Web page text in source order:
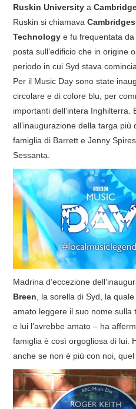
COVER & TRIBUTI
EVENTI
DISCOGRAFIA
LINKS
CONTATTI
RELICS – SFALCI E RAMAGLIE
PINKFLOYDIANE
POLICY/COOKIES
Ruskin University a
Ruskin si chiamava
Technology e fu frequentata
posta sull’edificio che in origine
periodo in cui Syd stava
Per il Music Day sono state
circolare e di colore blu, per
importanti dell’intera Inghilterra.
all’inaugurazione della targa
famiglia di Barrett e Jenny
Sessanta.
Madrina d’eccezione
Breen , la sorella di Syd, la
amato leggere il suo nome sulla
e lui l’avrebbe amato – ha
famiglia è così orgogliosa di lui.
anche se non è più con noi, quel